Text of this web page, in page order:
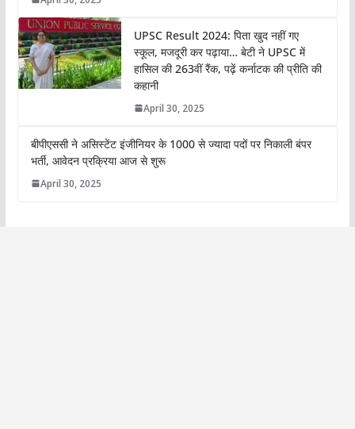
UPSC Result 2024: पिता खुद नहीं गए
स्कूल, मजदूरी कर पढ़ाया… बेटी ने UPSC में
हासिल की 263वीं रैंक, पढ़ें कर्नाटक की प्रीति की
कहानी
April 30, 2025
बीपीएससी ने असिस्टेंट इंजीनियर के 1000 से ज्यादा पदों पर निकाली बंपर
भर्ती, आवेदन प्रक्रिया आज से शुरू
April 30, 2025